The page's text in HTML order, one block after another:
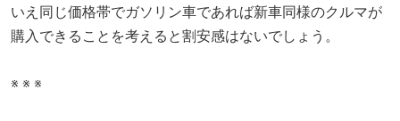
いえ同じ価格帯でガソリン車であれば新車同様のクルマが
購入できることを考えると割安感はないでしょう。
※ ※ ※